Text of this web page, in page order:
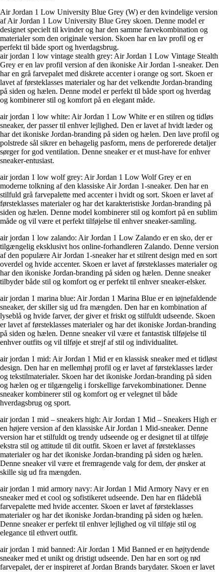
Air Jordan 1 Low University Blue Grey (W) er den kvindelige version
af Air Jordan 1 Low University Blue Grey skoen. Denne model er
designet specielt til kvinder og har den samme farvekombination og
materialer som den originale version. Skoen har en lav profil og er
perfekt til både sport og hverdagsbrug.
air jordan 1 low vintage stealth grey: Air Jordan 1 Low Vintage Stealth
Grey er en lav profil version af den ikoniske Air Jordan 1-sneaker. Den
har en grå farvepalet med diskrete accenter i orange og sort. Skoen er
lavet af førsteklasses materialer og har det velkendte Jordan-branding
på siden og hælen. Denne model er perfekt til både sport og hverdag
og kombinerer stil og komfort på en elegant måde.
air jordan 1 low white: Air Jordan 1 Low White er en stilren og tidløs
sneaker, der passer til enhver lejlighed. Den er lavet af hvidt læder og
har det ikoniske Jordan-branding på siden og hælen. Den lave profil og
polstrede sål sikrer en behagelig pasform, mens de perforerede detaljer
sørger for god ventilation. Denne sneaker er et must-have for enhver
sneaker-entusiast.
air jordan 1 low wolf grey: Air Jordan 1 Low Wolf Grey er en
moderne tolkning af den klassiske Air Jordan 1-sneaker. Den har en
stilfuld grå farvepalette med accenter i hvidt og sort. Skoen er lavet af
førsteklasses materialer og har det karakteristiske Jordan-branding på
siden og hælen. Denne model kombinerer stil og komfort på en sublim
måde og vil være et perfekt tilføjelse til enhver sneaker-samling.
air jordan 1 low zalando: Air Jordan 1 Low Zalando er en sko, der er
tilgængelig eksklusivt hos online-forhandleren Zalando. Denne version
af den populære Air Jordan 1-sneaker har et stilrent design med en sort
overdel og hvide accenter. Skoen er lavet af førsteklasses materialer og
har den ikoniske Jordan-branding på siden og hælen. Denne sneaker
tilbyder både stil og komfort og er perfekt til enhver sneaker-elsker.
air jordan 1 marina blue: Air Jordan 1 Marina Blue er en iøjnefaldende
sneaker, der skiller sig ud fra mængden. Den har en kombination af
lyseblå og hvide farver, der giver et friskt og stilfuldt udseende. Skoen
er lavet af førsteklasses materialer og har det ikoniske Jordan-branding
på siden og hælen. Denne sneaker vil være et fantastisk tilføjelse til
enhver outfits og vil tilføje et strejf af stil og individualitet.
air jordan 1 mid: Air Jordan 1 Mid er en klassisk sneaker med et tidløst
design. Den har en mellemhøj profil og er lavet af førsteklasses læder
og tekstilmaterialer. Skoen har det ikoniske Jordan-branding på siden
og hælen og er tilgængelig i forskellige farvekombinationer. Denne
sneaker kombinerer stil og komfort og er velegnet til både
hverdagsbrug og sport.
air jordan 1 mid – sneakers high: Air Jordan 1 Mid – Sneakers High er
en højere version af den klassiske Air Jordan 1 Mid-sneaker. Denne
version har et stilfuldt og trendy udseende og er designet til at tilføje
ekstra stil og attitude til dit outfit. Skoen er lavet af førsteklasses
materialer og har det ikoniske Jordan-branding på siden og hælen.
Denne sneaker vil være et fremragende valg for dem, der ønsker at
skille sig ud fra mængden.
air jordan 1 mid armory navy: Air Jordan 1 Mid Armory Navy er en
sneaker med et cool og sofistikeret udseende. Den har en flådeblå
farvepalette med hvide accenter. Skoen er lavet af førsteklasses
materialer og har det ikoniske Jordan-branding på siden og hælen.
Denne sneaker er perfekt til enhver lejlighed og vil tilføje stil og
elegance til ethvert outfit.
air jordan 1 mid banned: Air Jordan 1 Mid Banned er en højtydende
sneaker med et unikt og dristigt udseende. Den har en sort og rød
farvepalet, der er inspireret af Jordan Brands barydater. Skoen er lavet